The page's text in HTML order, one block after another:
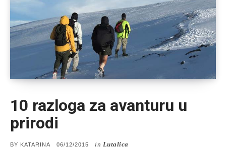
10 razloga za avanturu u
prirodi
BY KATARINA
POSTED
06/12/2015 in Lutalica